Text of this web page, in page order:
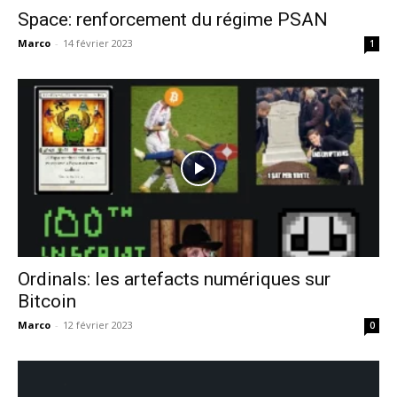
Space: renforcement du régime PSAN
Marco - 14 février 2023 1
Ordinals: les artefacts numériques sur
Bitcoin
Marco - 12 février 2023 0